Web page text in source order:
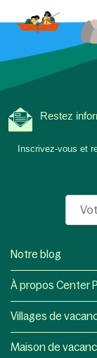
Restez
Inscrivez-vous et
Notre blog
À propos Center
Villages de
Maison de